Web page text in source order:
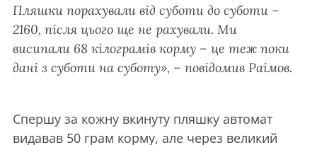
Пляшки порахували від суботи до суботи –
2160, після цього ще не рахували. Ми
висипали 68 кілограмів корму – це теж поки
дані з суботи на суботу», – повідомив Раімов.
Спершу за кожну вкинуту пляшку автомат
видавав 50 грам корму, але через великий